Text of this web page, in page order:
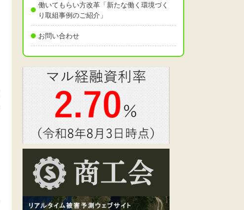
働いてもらい方改革「新たな働く環境づく
り取組事例のご紹介」
お問い合わせ